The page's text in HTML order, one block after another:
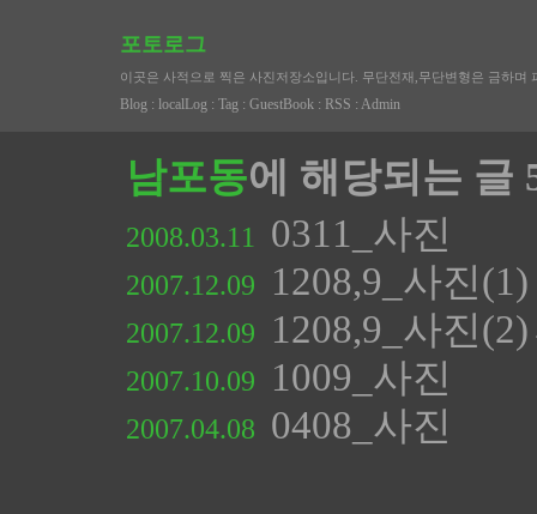
포토로그
이곳은 사적으로 찍은 사진저장소입니다. 무단전재,무단변형은 금하
Blog : localLog : Tag : GuestBook : RSS : Admin
남포동에 해당되는 글
2008.03.11 0311_사진
2007.12.09 1208,9_사진(1)
2007.12.09 1208,9_사진(2)
2007.10.09
1009_사진
2007.04.08 0408_사진